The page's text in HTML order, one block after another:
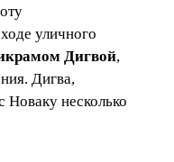
уличного
Дигвой,
Дигва,
Новаку несколько